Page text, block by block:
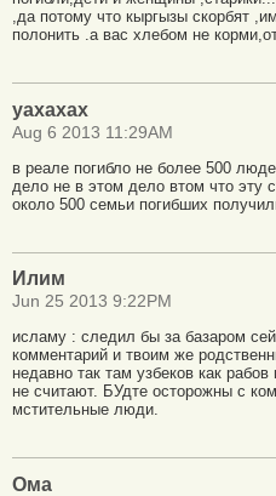
,да потому что кыргызы скорбят
полонить .а вас хлебом не
уахахах
Aug 6 2013 11:29AM
в реале погибло не более 500
дело не в этом дело втом что эту
около 500 семьи погибших
Илим
Jun 25 2013 9:22PM
исламу : следил бы за базаром
комментарий и твоим же
недавно так там узбеков как
не считают. БУдте осторожны с
мстительные люди.
Ома